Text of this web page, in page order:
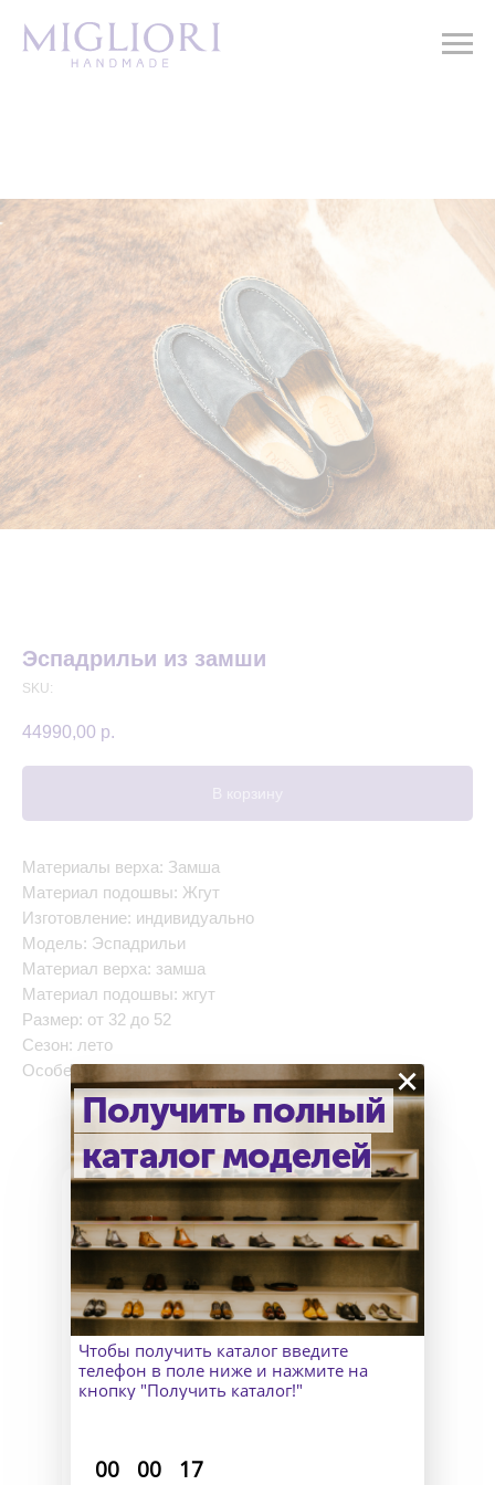
Эспадрильи из замши
SKU:
44990,00 р.
В корзину
Материалы верха: Замша
Материал подошвы: Жгут
Изготовление: индивидуально
Модель: Эспадрильи
Материал верха: замша
Материал подошвы: жгут
Размер: от 32 до 52
Сезон: лето
Особенность: без подкладки
В Москве к Вам приедет
замерщик, а для клиентов
из других городов организуем
удаленный пошив и отправим
Как узнать точный размер?
Получить полный
каталог моделей
×
Чтобы получить каталог введите
телефон в поле ниже и нажмите на
кнопку "Получить каталог!"
00 00 17